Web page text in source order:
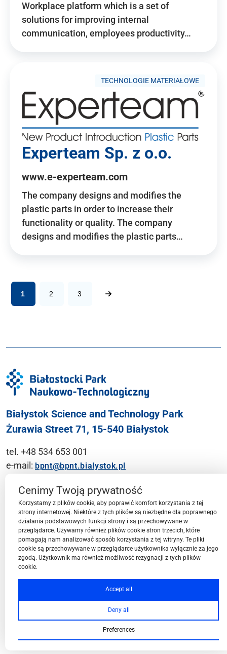
Workplace platform which is a set of
solutions for improving internal
communication, employees productivity…
TECHNOLOGIE MATERIAŁOWE
Experteam Sp. z o.o.
www.e-experteam.com
The company designs and modifies the
plastic parts in order to increase their
functionality or quality. The company
designs and modifies the plastic parts…
1 2 3
Białystok Science and Technology Park
Żurawia Street 71, 15-540 Białystok
tel. +48 534 653 001
e-mail: bpnt@bpnt.bialystok.pl
Contact
BPN-T Area
BPN-T Offer
Cenimy Twoją prywatność
Korzystamy z plików cookie, aby poprawić komfort korzystania z tej
strony internetowej. Niektóre z tych plików są niezbędne dla poprawnego
działania podstawowych funkcji strony i są przechowywane w
przeglądarce. Używamy również plików cookie stron trzecich, które
pomagają nam analizować sposób korzystania z tej witryny. Te pliki
cookie są przechowywane w przeglądarce użytkownika wyłącznie za jego
zgodą. Użytkownik ma również możliwość rezygnacji z tych plików
cookie.
Accept all
Deny all
Preferences